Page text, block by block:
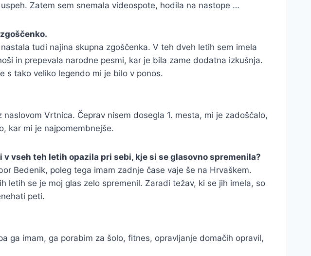
Zatem sem snemala videospote, hodila na nastope …
tudi najina skupna zgoščenka. V teh dveh letih sem imela
in prepevala narodne pesmi, kar je bila zame dodatna izkušnja.
s tako veliko legendo mi je bilo v ponos.
Vrtnica. Čeprav nisem dosegla 1. mesta, mi je zadoščalo,
kar mi je najpomembnejše.
vseh teh letih opazila pri sebi, kje si se glasovno spremenila?
Bedenik, poleg tega imam zadnje čase vaje še na Hrvaškem.
se je moj glas zelo spremenil. Zaradi težav, ki se jih imela, so
peti.
ga imam, ga porabim za šolo, fitnes, opravljanje domačih opravil,